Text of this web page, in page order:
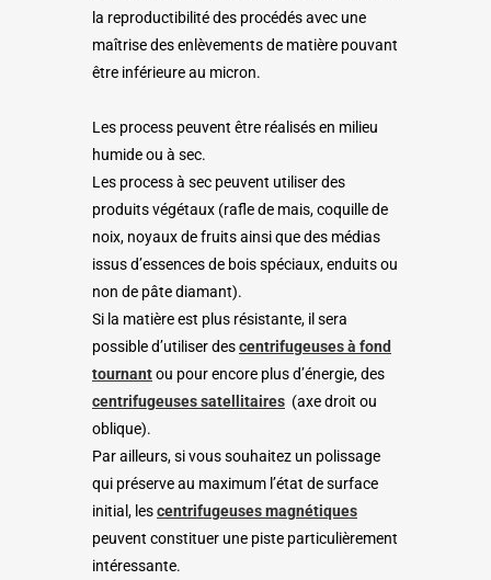
la reproductibilité des procédés avec une
maîtrise des enlèvements de matière pouvant
être inférieure au micron.
Les process peuvent être réalisés en milieu
humide ou à sec.
Les process à sec peuvent utiliser des
produits végétaux (rafle de mais, coquille de
noix, noyaux de fruits ainsi que des médias
issus d’essences de bois spéciaux, enduits ou
non de pâte diamant).
Si la matière est plus résistante, il sera
possible d’utiliser descentrifugeuses à fond
tournantou pour encore plus d’énergie, des
centrifugeuses satellitaires (axe droit ou
oblique).
Par ailleurs, si vous souhaitez un polissage
qui préserve au maximum l’état de surface
initial, lescentrifugeuses magnétiques
peuvent constituer une piste particulièrement
intéressante.